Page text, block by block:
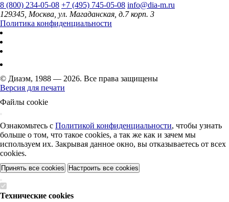
8 (800) 234-05-08 +7 (495) 745-05-08 info@dia-m.ru
129345, Москва, ул. Магаданская, д.7 корп. 3
Политика конфиденциальности
© Диаэм, 1988 — 2026. Все права защищены
Версия для печати
Файлы cookie
Ознакомьтесь с Политикой конфиденциальности, чтобы узнать
больше о том, что такое cookies, а так же как и зачем мы
используем их. Закрывая данное окно, вы отказываетесь от всех
cookies.
Принять все cookies Настроить все cookies
Технические cookies